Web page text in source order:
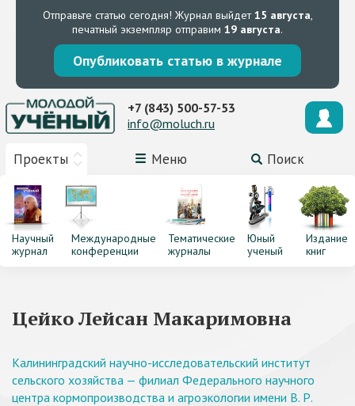
Отправьте статью сегодня! Журнал выйдет15 августа,
печатный экземпляр отправим 19 августа.
Опубликовать статью в журнале
Проекты Меню Поиск
+7 (843) 500-57-53
info@moluch.ru
Научный
журнал
Международные
конференции
Тематические
журналы
Юный
ученый
Издание
книг
Цейко Лейсан Макаримовна
Калининградский научно-исследовательский институт
сельского хозяйства — филиал Федерального научного
центра кормопроизводства и агроэкологии имени В. Р.